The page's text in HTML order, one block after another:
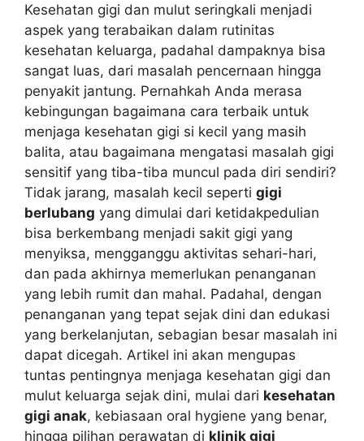
Kesehatan gigi dan mulut seringkali menjadi
aspek yang terabaikan dalam rutinitas
kesehatan keluarga, padahal dampaknya bisa
sangat luas, dari masalah pencernaan hingga
penyakit jantung. Pernahkah Anda merasa
kebingungan bagaimana cara terbaik untuk
menjaga kesehatan gigi si kecil yang masih
balita, atau bagaimana mengatasi masalah gigi
sensitif yang tiba-tiba muncul pada diri sendiri?
Tidak jarang, masalah kecil seperti gigi
berlubang yang dimulai dari ketidakpedulian
bisa berkembang menjadi sakit gigi yang
menyiksa, mengganggu aktivitas sehari-hari,
dan pada akhirnya memerlukan penanganan
yang lebih rumit dan mahal. Padahal, dengan
penanganan yang tepat sejak dini dan edukasi
yang berkelanjutan, sebagian besar masalah ini
dapat dicegah. Artikel ini akan mengupas
tuntas pentingnya menjaga kesehatan gigi dan
mulut keluarga sejak dini, mulai dari kesehatan
gigi anak, kebiasaan oral hygiene yang benar,
hingga pilihan perawatan di klinik gigi